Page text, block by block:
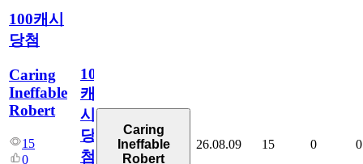
100캐시
당첨
Caring
Ineffable
Robert
15
0
100
캐
시
당
첨
Caring
Ineffable
Robert
26.08.09 15 0 0